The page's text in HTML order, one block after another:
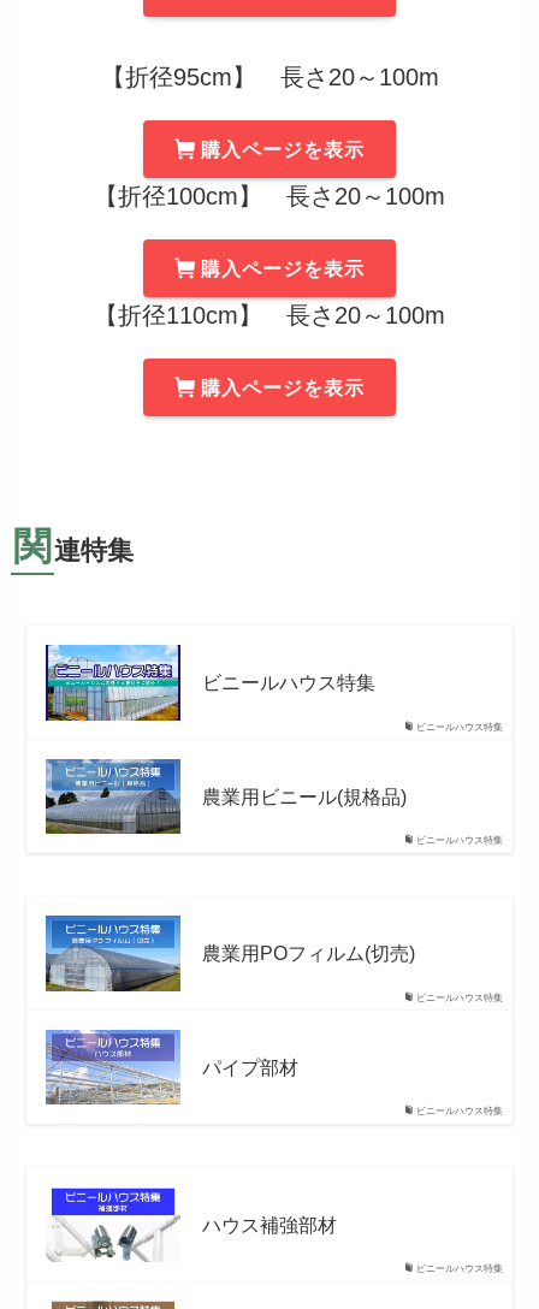
【折径95cm】 長さ20～100m
購入ページを表示
【折径100cm】 長さ20～100m
購入ページを表示
【折径110cm】 長さ20～100m
購入ページを表示
関 連特集
ビニールハウス特集
ビニールハウス特集
ビニールハウス特集
農業用ビニール(規格品)
ビニールハウス特集
農業用POフィルム(切売)
ビニールハウス特集
パイプ部材
ビニールハウス特集
ハウス補強部材